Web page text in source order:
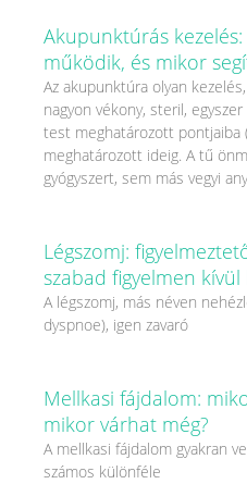
Akupunktúrás
működik, és mikor
Az akupunktúra olyan
nagyon vékony, steril,
test meghatározott pontjaiba
meghatározott ideig. A tű
gyógyszert, sem más vegyi
Légszomj:
szabad figyelmen kívül
A légszomj, más néven
dyspnoe), igen zavaró
Mellkasi fájdalom:
mikor várhat még?
A mellkasi fájdalom gyakran
számos különféle